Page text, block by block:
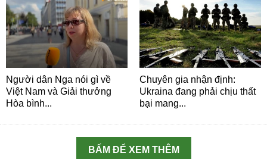
Người dân Nga nói gì về
Việt Nam và Giải thưởng
Hòa bình...
Chuyên gia nhận định:
Ukraina đang phải chịu thất
bại mang...
BẤM ĐỂ XEM THÊM